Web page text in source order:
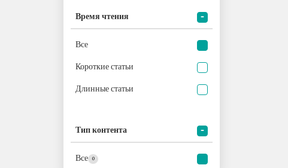
Время чтения
Все
Короткие статьи
Длинные статьи
Тип контента
Все 0